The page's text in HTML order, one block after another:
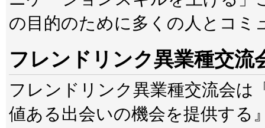
の目的のために多くの人とコミ
フレンドリンク異業種交流
フレンドリンク異業種交流会は
値ある出会いの機会を提供する